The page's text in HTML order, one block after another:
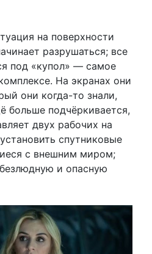
на поверхности
разрушаться; все
под «купол» — самое
На экранах они
они когда-то знали,
больше подчёркивается,
двух рабочих на
спутниковые
с внешним миром;
и опасную